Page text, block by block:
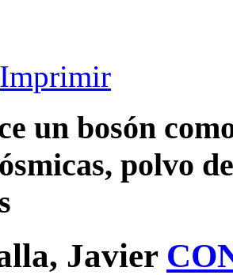
Imprimir
un bosón
polvo
Javier